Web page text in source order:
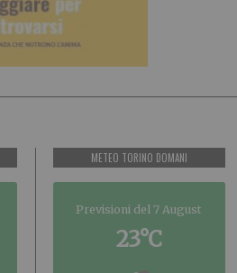
METEO TORINO DOMANI
Previsioni del 7 August
23°C